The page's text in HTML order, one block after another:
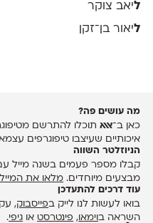
ליאב צוקר
ליאור בן־זקן
מה עושים פה?
כאן ב־אאאתוכלו להתרשם
איכותיים שעיצבו טיפוגרפים
הניוזלטר השווה
קבלו מספר פעמים בשנה מייל
מבצעים מיוחדים. מלאו את המייל
עוד דרכים להתעדכן
בואו לעשות לנו לייק בפייסבוק,
השראה בוימאו , פינטרסטאו גיפי.